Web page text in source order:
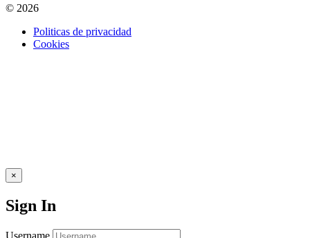
© 2026
Politicas de privacidad
Cookies
×
Sign In